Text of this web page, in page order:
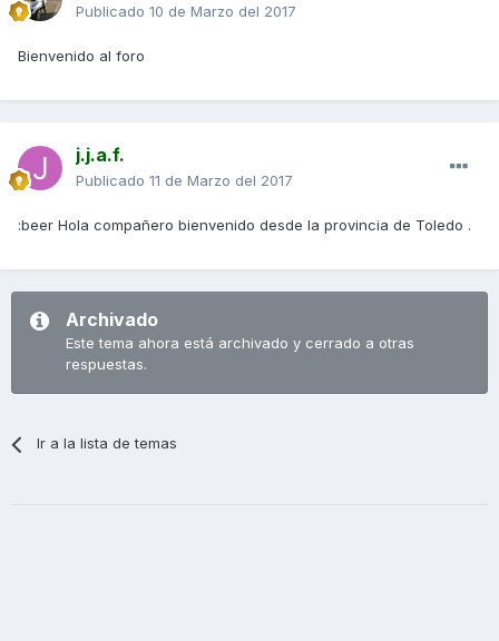
Publicado 10 de Marzo del 2017
Bienvenido al foro
j.j.a.f.
Publicado 11 de Marzo del 2017
:beer Hola compañero bienvenido desde la provincia de Toledo .
Archivado
Este tema ahora está archivado y cerrado a otras
respuestas.
Ir a la lista de temas